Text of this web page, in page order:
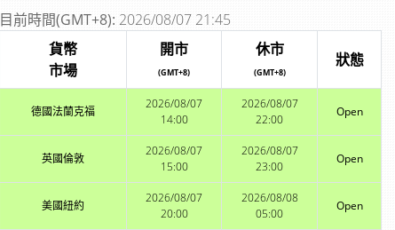
目前時間(GMT+8): 2026/08/07 21:45
貨幣
市場
開市
(GMT+8)
休市
(GMT+8)
狀態
德國法蘭克福
2026/08/07
14:00
2026/08/07
22:00
Open
英國倫敦
2026/08/07
15:00
2026/08/07
23:00
Open
美國紐約
2026/08/07
20:00
2026/08/08
05:00
Open